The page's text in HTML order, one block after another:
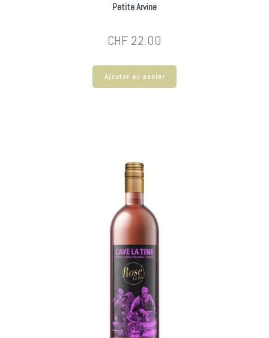
Petite Arvine
CHF 22.00
Ajouter au panier